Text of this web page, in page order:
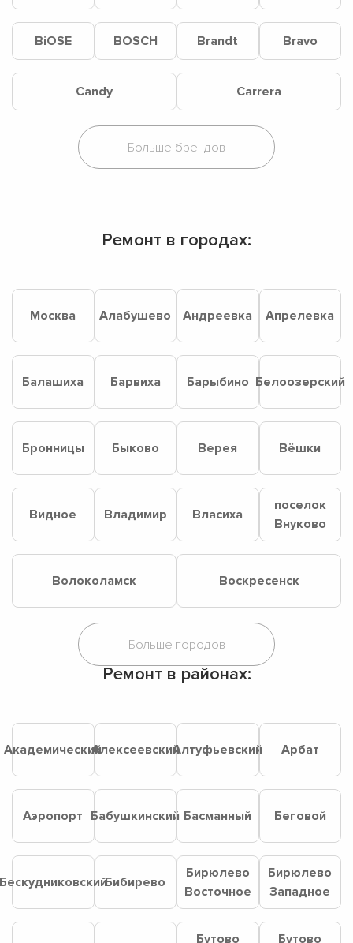
BiOSE BOSCH Brandt Bravo
Candy Carrera
Ремонт в городах:
Москва Алабушево Андреевка Апрелевка
Балашиха Барвиха Барыбино Белоозерский
Бронницы Быково Верея Вёшки
Видное Владимир Власиха
поселок
Внуково
Волоколамск Воскресенск
Ремонт в районах:
АкадемическийАлексеевскийАлтуфьевский Арбат
Аэропорт Бабушкинский Басманный Беговой
Бибирево
Бирюлево
Восточное
Бирюлево
Западное
Бутово
Бутово